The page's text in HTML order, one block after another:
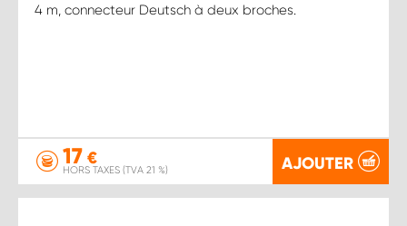
4 m, connecteur Deutsch à deux broches.
17 €
HORS TAXES (TVA 21 %) AJOUTER